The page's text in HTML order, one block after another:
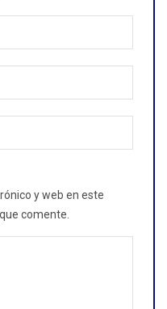
y web en este
comente.